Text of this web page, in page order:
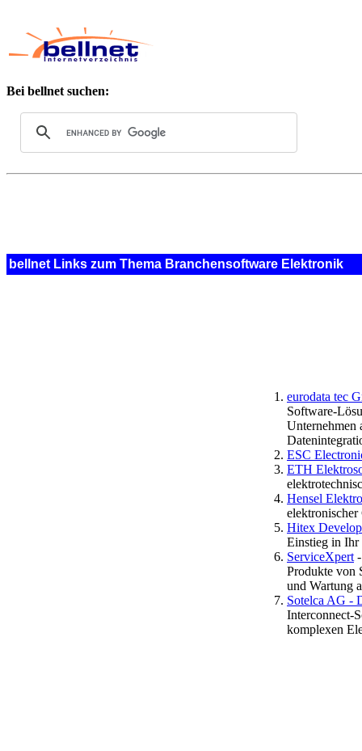
Bei bellnet suchen:
bellnet Links zum Thema Branchensoftware Elektronik
eurodata tec
Software-
Unternehmen
ESC
ETH
Hensel
elektronischer
Hitex
Einstieg in Ihr
ServiceXpert
Produkte von
und Wartung
Sotelca AG -
Interconnect-
komplexen